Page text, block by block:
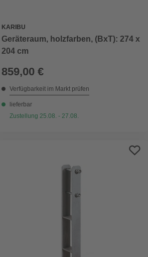
KARIBU
Geräteraum, holzfarben, (BxT): 274 x
204 cm
859,00 €
Verfügbarkeit im Markt prüfen
lieferbar
Zustellung 25.08. - 27.08.